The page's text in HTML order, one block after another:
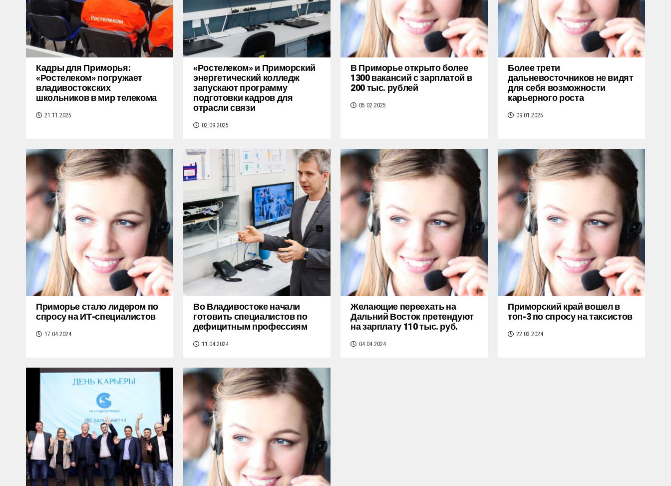
Кадры для Приморья:
«Ростелеком» погружает
владивостокских
школьников в мир телекома
21.11.2025
«Ростелеком» и Приморский
энергетический колледж
запускают программу
подготовки кадров для
отрасли связи
02.09.2025
В Приморье открыто более
1300 вакансий с зарплатой в
200 тыс. рублей
05.02.2025
Более трети
дальневосточников не видят
для себя возможности
карьерного роста
09.01.2025
Приморье стало лидером по
спросу на ИТ-специалистов
17.04.2024
Во Владивостоке начали
готовить специалистов по
дефицитным профессиям
11.04.2024
Желающие переехать на
Дальний Восток претендуют
на зарплату 110 тыс. руб.
04.04.2024
Приморский край вошел в
топ-3 по спросу на таксистов
22.03.2024